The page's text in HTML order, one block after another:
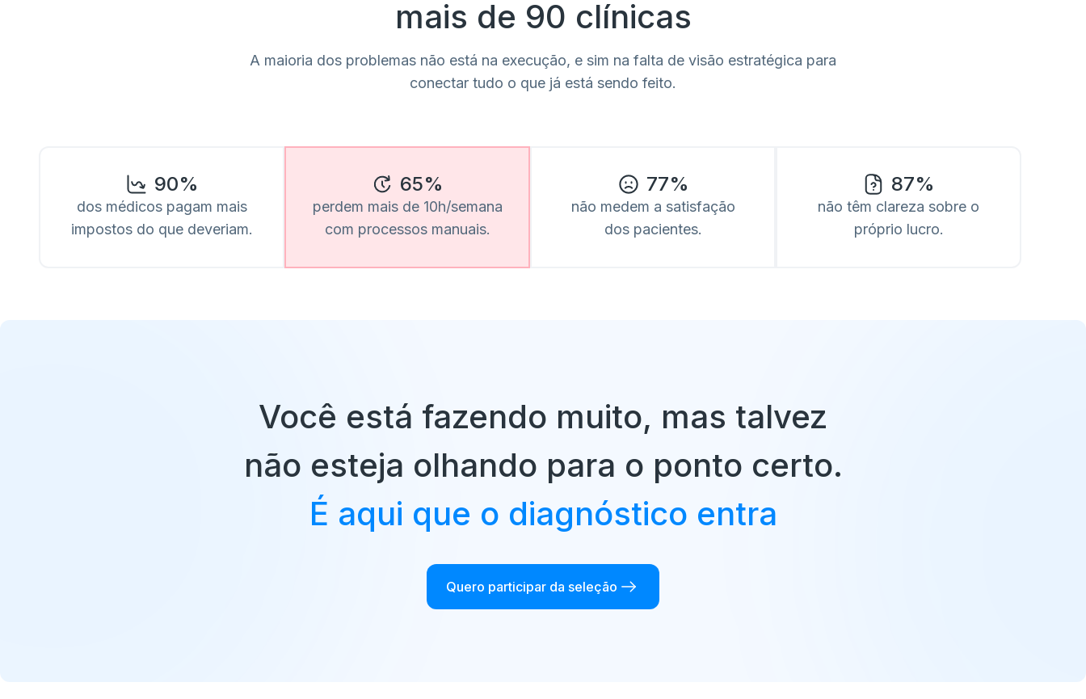
mais de 90 clínicas
A maioria dos problemas não está na execução, e sim na falta de visão estratégica para
conectar tudo o que já está sendo feito.
90%
dos médicos pagam mais
impostos do que deveriam.
65%
perdem mais de 10h/semana
com processos manuais.
77%
não medem a satisfação
dos pacientes.
87%
não têm clareza sobre o
próprio lucro.
Você está fazendo muito, mas talvez
não esteja olhando para o ponto certo.
É aqui que o diagnóstico entra
Quero participar da seleção